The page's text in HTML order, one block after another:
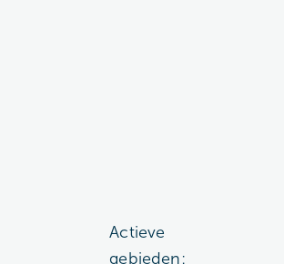
Actieve
gebieden: